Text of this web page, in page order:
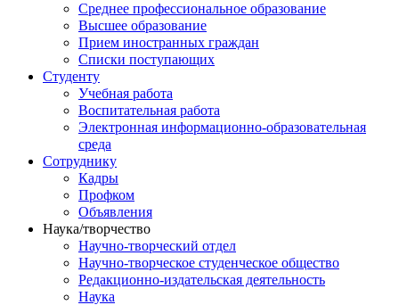
Среднее профессиональное образование
Высшее образование
Прием иностранных граждан
Списки поступающих
Студенту
Учебная работа
Воспитательная работа
Электронная информационно-образовательная
среда
Сотруднику
Кадры
Профком
Объявления
Наука/творчество
Научно-творческий отдел
Научно-творческое студенческое общество
Редакционно-издательская деятельность
Наука